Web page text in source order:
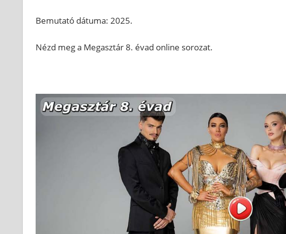
Bemutató dátuma: 2025.
Nézd meg a Megasztár 8. évad online sorozat.